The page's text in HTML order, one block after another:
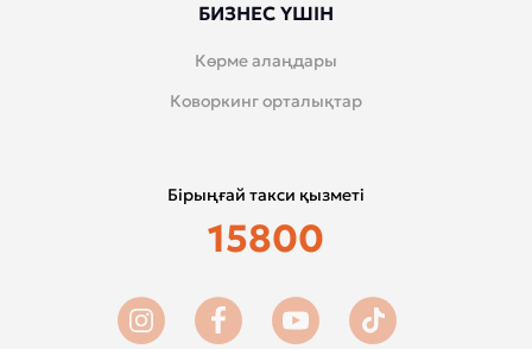
БИЗНЕС ҮШІН
Көрме алаңдары
Коворкинг орталықтар
Бірыңғай такси қызметі
15800